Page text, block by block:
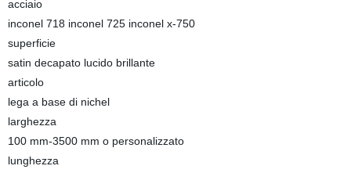
acciaio
inconel 718 inconel 725 inconel x-750
superficie
satin decapato lucido brillante
articolo
lega a base di nichel
larghezza
100 mm-3500 mm o personalizzato
lunghezza